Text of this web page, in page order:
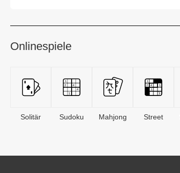
Onlinespiele
Solitär Sudoku Mahjong Street